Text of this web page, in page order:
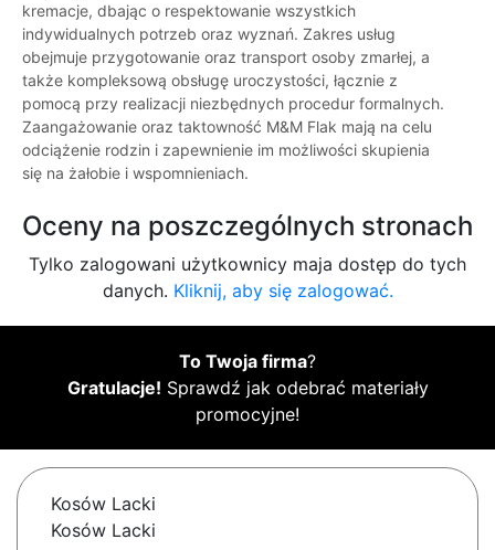
kremacje, dbając o respektowanie wszystkich
indywidualnych potrzeb oraz wyznań. Zakres usług
obejmuje przygotowanie oraz transport osoby zmarłej, a
także kompleksową obsługę uroczystości, łącznie z
pomocą przy realizacji niezbędnych procedur formalnych.
Zaangażowanie oraz taktowność M&M Flak mają na celu
odciążenie rodzin i zapewnienie im możliwości skupienia
się na żałobie i wspomnieniach.
Oceny na poszczególnych stronach
Tylko zalogowani użytkownicy maja dostęp do tych
danych. Kliknij, aby się zalogować.
To Twoja firma?
Gratulacje! Sprawdź jak odebrać materiały
promocyjne!
Kosów Lacki
Kosów Lacki